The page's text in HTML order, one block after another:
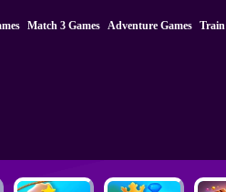
Match 3 Games Adventure Games Train